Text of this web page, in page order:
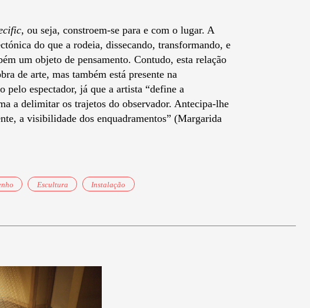
, ou seja, constroem-se para e com o lugar. A
do que a rodeia, dissecando, transformando, e
um objeto de pensamento. Contudo, esta relação
de arte, mas também está presente na
espectador, já que a artista “define a
a delimitar os trajetos do observador. Antecipa-lhe
a visibilidade dos enquadramentos” (Margarida
Escultura Instalação